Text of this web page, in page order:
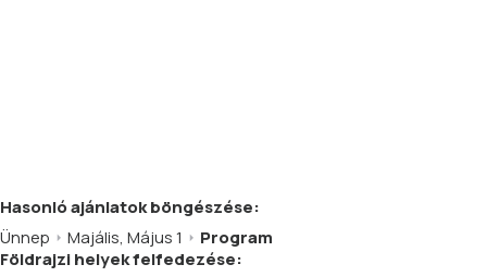
Hasonlóajánlatokböngészése:
Ünnep
Majális, Május 1
Program
Földrajzi helyek felfedezése: